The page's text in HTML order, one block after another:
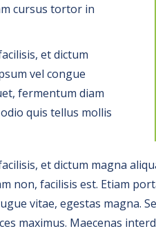
cursus tortor in
et dictum
vel congue
fermentum diam
quis tellus mollis
et dictum magna
non, facilisis est. Etiam
vitae, egestas magna.
maximus. Maecenas